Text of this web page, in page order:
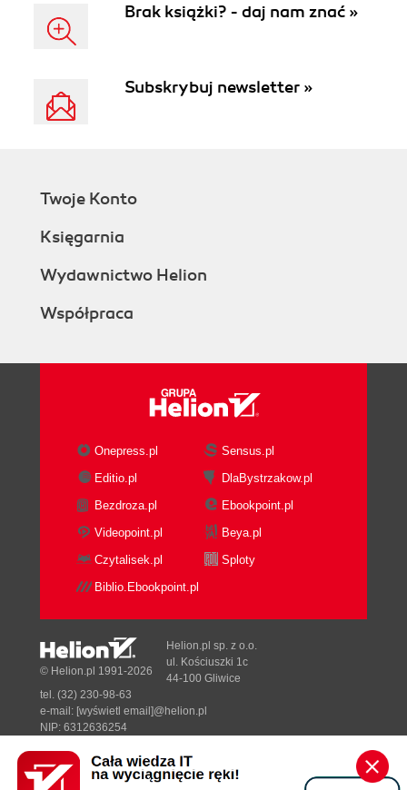
Brak książki? - daj nam znać »
Subskrybuj newsletter »
Twoje Konto
Księgarnia
Wydawnictwo Helion
Współpraca
Onepress.pl
Sensus.pl
Editio.pl
DlaBystrzakow.pl
Bezdroza.pl
Ebookpoint.pl
Videopoint.pl
Beya.pl
Czytalisek.pl
Sploty
Biblio.Ebookpoint.pl
Designed with ♥ byTonik.pl
© Helion.pl 1991-2026
Helion.pl sp. z o.o.
ul. Kościuszki 1c
44-100 Gliwice
tel. (32) 230-98-63
e-mail: [wyświetl email]@helion.pl
NIP: 6312636254